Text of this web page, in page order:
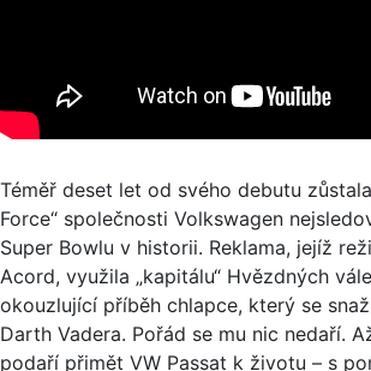
Téměř deset let od svého debutu
Force“ společnosti Volkswagen
Super Bowlu v historii. Reklama, jejíž
Acord, využila „kapitálu“ Hvězdných
okouzlující příběh chlapce, který se
Darth Vadera. Pořád se mu nic nedaří.
podaří přimět VW Passat k životu – s